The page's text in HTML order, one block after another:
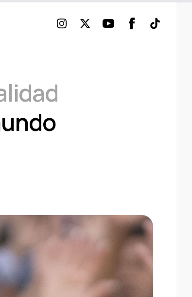
InstagramTwitterYoutubeFacebook
TikTok